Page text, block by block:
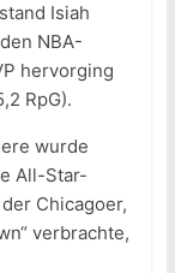
Isiah
NBA-
hervorging
RpG).
wurde
All-Star-
Chicagoer,
verbrachte,